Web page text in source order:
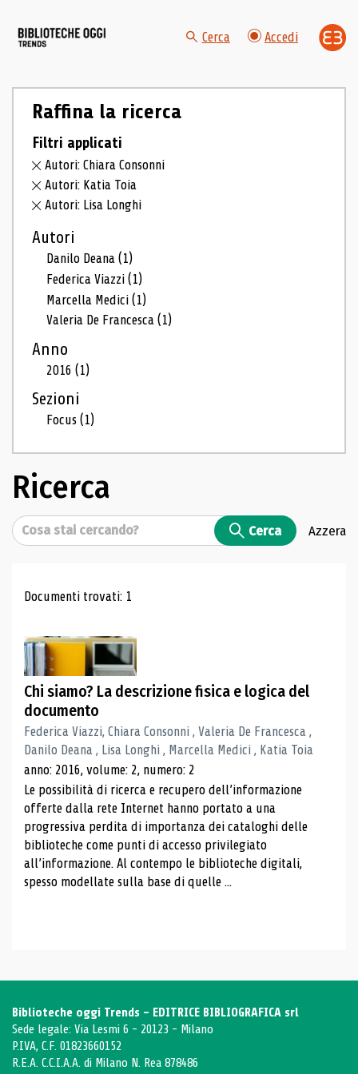
Cerca Accedi
Raffina la ricerca
Filtri applicati
Autori: Chiara Consonni
Autori: Katia Toia
Autori: Lisa Longhi
Autori
Danilo Deana(1)
Federica Viazzi(1)
Marcella Medici(1)
Valeria De Francesca(1)
Anno
2016(1)
Sezioni
Focus(1)
Ricerca
Cerca Cerca Azzera
Risultati di ricerca
Documenti trovati: 1
Chi siamo? La descrizione fisica e logica del
documento
Federica Viazzi, Chiara Consonni , Valeria De Francesca ,
Danilo Deana , Lisa Longhi , Marcella Medici , Katia Toia
anno: 2016, volume: 2, numero: 2
Le possibilità di ricerca e recupero dell’informazione
offerte dalla rete Internet hanno portato a una
progressiva perdita di importanza dei cataloghi delle
biblioteche come punti di accesso privilegiato
all’informazione. Al contempo le biblioteche digitali,
spesso modellate sulla base di quelle ...
Biblioteche oggi Trends - EDITRICE BIBLIOGRAFICA srl
Sede legale: Via Lesmi 6 - 20123 - Milano
P.IVA, C.F. 01823660152
R.E.A. C.C.I.A.A. di Milano N. Rea 878486